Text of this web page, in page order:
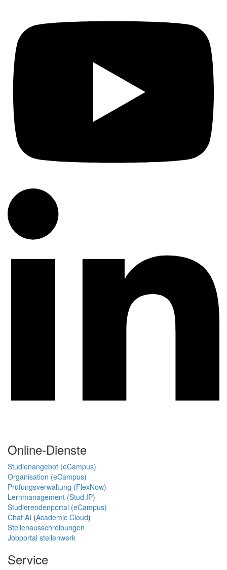
Online-Dienste
Studienangebot (eCampus)
Organisation (eCampus)
Prüfungsverwaltung (FlexNow)
Lernmanagement (Stud.IP)
Studierendenportal (eCampus)
Chat AI (Academic Cloud)
Stellenausschreibungen
Jobportal stellenwerk
Service